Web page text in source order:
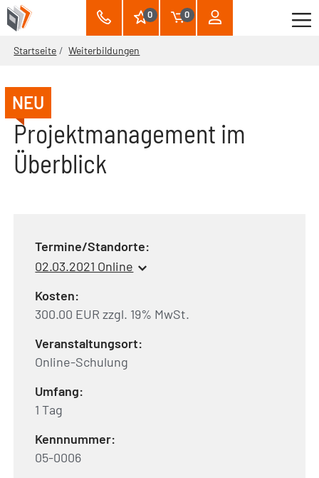
0 0
Startseite Weiterbildungen
NEU
Projektmanagement im
Überblick
Termine/Standorte:
02.03.2021 Online
Kosten:
300.00 EUR zzgl. 19% MwSt.
Veranstaltungsort:
Online-Schulung
Umfang:
1 Tag
Kennnummer:
05-0006